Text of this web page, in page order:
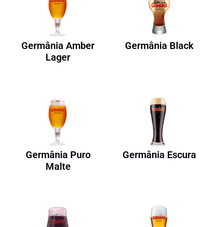
Germânia Amber
Lager
Germânia Black
Germânia Puro
Malte
Germânia Escura